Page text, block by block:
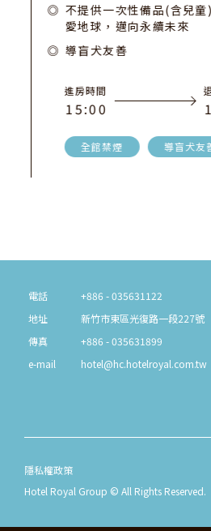
不提供一次性備品(含兒
愛地球，邁向永續未來
導盲犬友善
進房時間
15:00 1
全館禁煙 導盲犬友
電話
+886 - 035631122
地址
新竹市東區光復路一段227號
傳真
+886 - 035631899
e-mail
hotel@hc.hotelroyal.com.tw
隱私權政策
Hotel Royal Group © All Rights Reserved.